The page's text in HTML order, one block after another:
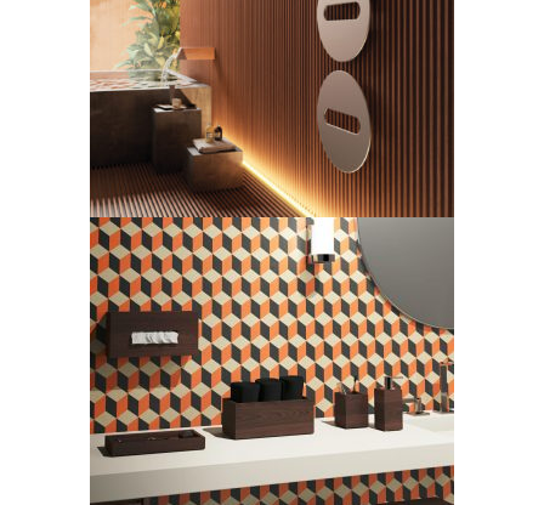
Collezione Wood
LEGGI TUTTO